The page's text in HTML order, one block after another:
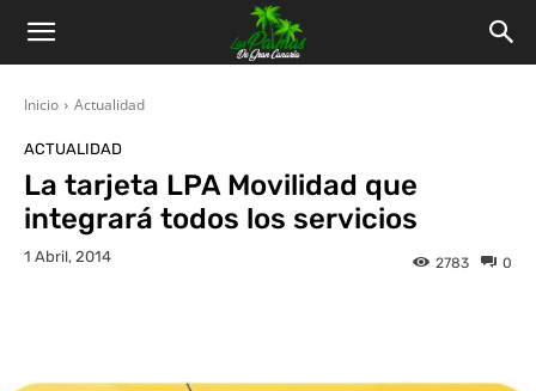
Inicio Actualidad
ACTUALIDAD
La tarjeta LPA Movilidad que
integrará todos los servicios
1 Abril, 2014 0
2783